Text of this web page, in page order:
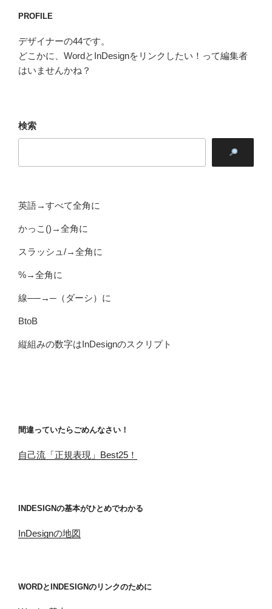
PROFILE
デザイナーの44です。
どこかに、WordとInDesignをリンクしたい！って編集者
はいませんかね？
検索
英語→すべて全角に
かっこ()→全角に
スラッシュ/→全角に
%→全角に
線──→─（ダーシ）に
BtoB
縦組みの数字はInDesignのスクリプト
間違っていたらごめんなさい！
自己流「正規表現」Best25！
INDESIGNの基本がひとめでわかる
InDesignの地図
WORDとINDESIGNのリンクのために